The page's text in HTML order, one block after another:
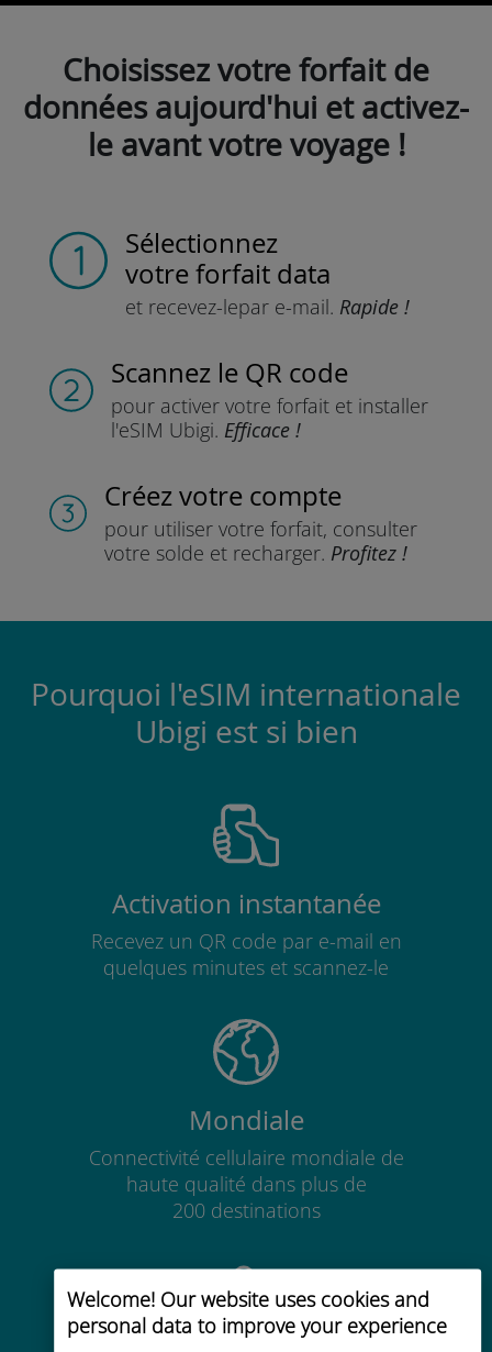
Welcome! Our website uses cookies and
personal data to improve your experience
Choisissez votre forfait de
données aujourd'hui et activez-
le avant votre voyage !
Sélectionnez
votre forfait data
et recevez-lepar e-mail. Rapide !
Scannez le QR code
pour activer votre forfaitet installer
l'eSIM Ubigi. Efficace !
Créez votre compte
pour utiliser votre forfait, consulter
votre solde et recharger. Profitez !
Pourquoi l'eSIM internationale
Ubigi est si bien
Activation instantanée
Recevez un QR code par e-mail en
quelques minutes et scannez-le
Mondiale
Connectivité cellulaire mondiale de
haute qualité dans plus de
200 destinations